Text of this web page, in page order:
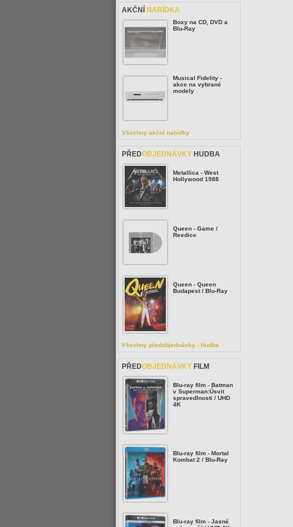
AKČNÍ NABÍDKA
Boxy na CD, DVD a
Blu-Ray
Musical Fidelity -
akce na vybrané
modely
Všechny akční nabídky
PŘEDOBJEDNÁVKY HUDBA
Metallica - West
Hollywood 1988
Queen - Game /
Reedice
Queen - Queen
Budapest / Blu-Ray
Všechny předobjednávky - Hudba
PŘEDOBJEDNÁVKY FILM
Blu-ray film - Batman
v Superman:Úsvit
spravedlnosti / UHD
4K
Blu-ray film - Mortal
Kombat 2 / Blu-Ray
Blu-ray film - Jasné